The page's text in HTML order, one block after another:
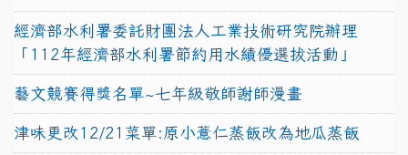
經濟部水利署委託財團法人工業技術研究院辦理
「112年經濟部水利署節約用水績優選拔活動」
藝文競賽得獎名單~七年級敬師謝師漫畫
津味更改12/21菜單:原小薏仁蒸飯改為地瓜蒸飯